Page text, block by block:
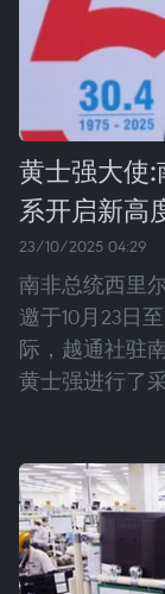
黄士强大使
系开启新高
23/10/2025 04:29
南非总统西里
邀于10月23日
际，越通社驻
黄士强进行了采